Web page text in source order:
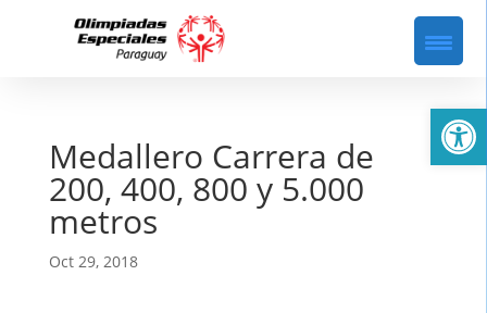
Medallero Carrera de
200, 400, 800 y 5.000
metros
Oct 29, 2018